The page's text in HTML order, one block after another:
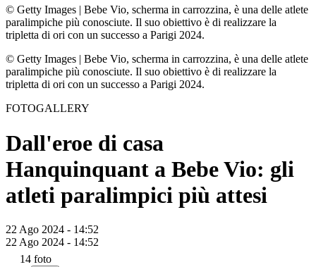
© Getty Images | Bebe Vio, scherma in carrozzina, è una delle atlete
paralimpiche più conosciute. Il suo obiettivo è di realizzare la
tripletta di ori con un successo a Parigi 2024.
© Getty Images | Bebe Vio, scherma in carrozzina, è una delle atlete
paralimpiche più conosciute. Il suo obiettivo è di realizzare la
tripletta di ori con un successo a Parigi 2024.
FOTOGALLERY
Dall'eroe di casa
Hanquinquant a Bebe Vio: gli
atleti paralimpici più attesi
22 Ago 2024 - 14:52
22 Ago 2024 - 14:52
14 foto